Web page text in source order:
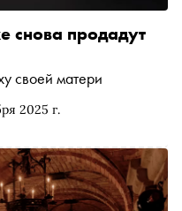
2025 г.
снова продадут
своей матери